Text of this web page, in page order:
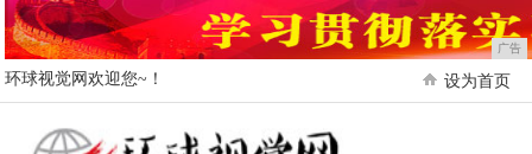
广告
环球视觉网欢迎您~！ 设为首页